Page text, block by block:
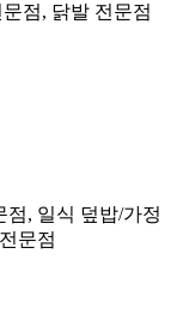
점, 닭발 전문점
점, 일식 덮밥/가정
문점